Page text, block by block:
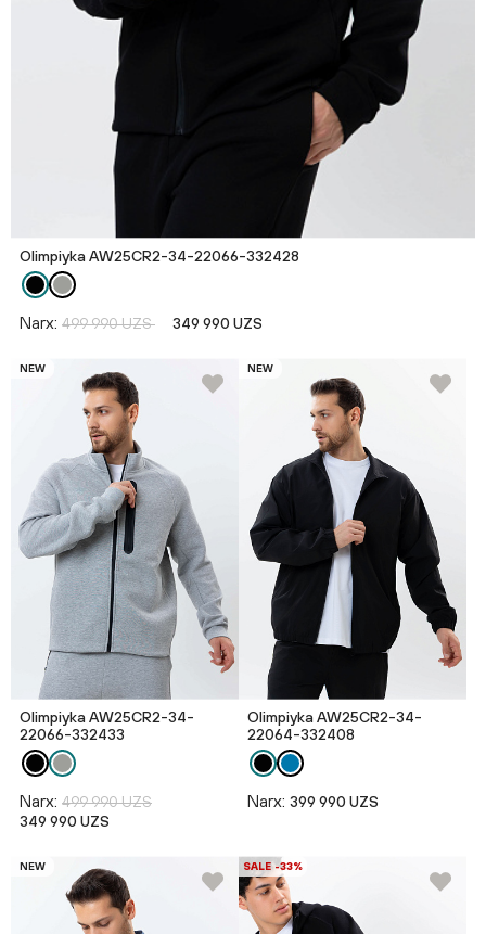
Olimpiyka AW25CR2-34-22066-332428
Narx: 499 990 UZS 349 990 UZS
NEW
Olimpiyka AW25CR2-34-
22066-332433
Narx: 499 990 UZS
349 990 UZS
NEW
Olimpiyka AW25CR2-34-
22064-332408
Narx: 399 990 UZS
NEW SALE -33%